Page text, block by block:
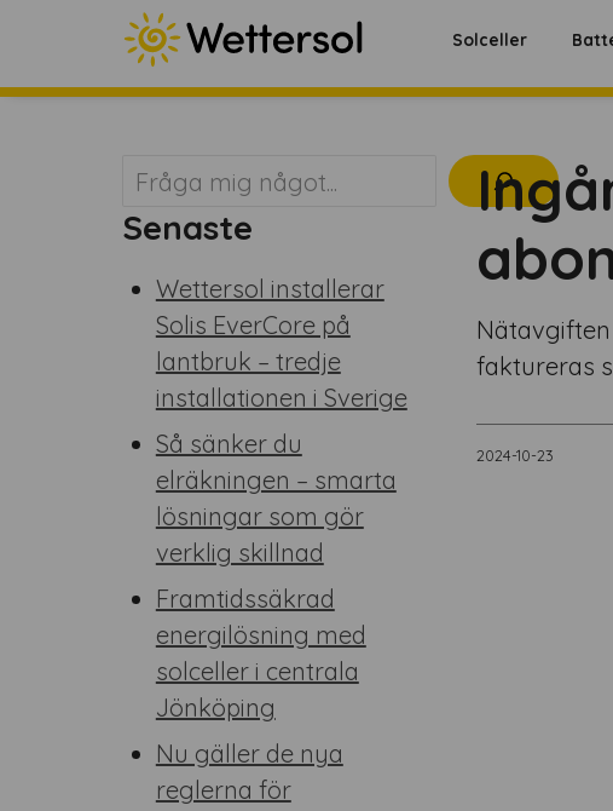
Solceller
Sök
Senaste
Wettersol installerar
Solis EverCore på
lantbruk – tredje
installationen i Sverige
Så sänker du
elräkningen – smarta
lösningar som gör
verklig skillnad
Framtidssäkrad
energilösning med
solceller i centrala
Jönköping
Nu gäller de nya
reglerna för
faktureras
2024-10-23